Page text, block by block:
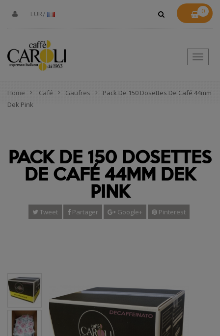
EUR 0
Toggle
Home Café Gaufres
Pack De 150 Dosettes De Café 44mm
Dek Pink
PACK DE 150 DOSETTES
DE CAFÉ 44MM DEK
PINK
Tweet Partager Google+ Pinterest